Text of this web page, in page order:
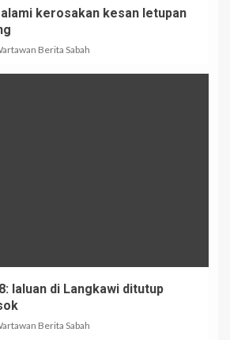
kerosakan kesan letupan
Berita Sabah
laluan di Langkawi ditutup
Berita Sabah